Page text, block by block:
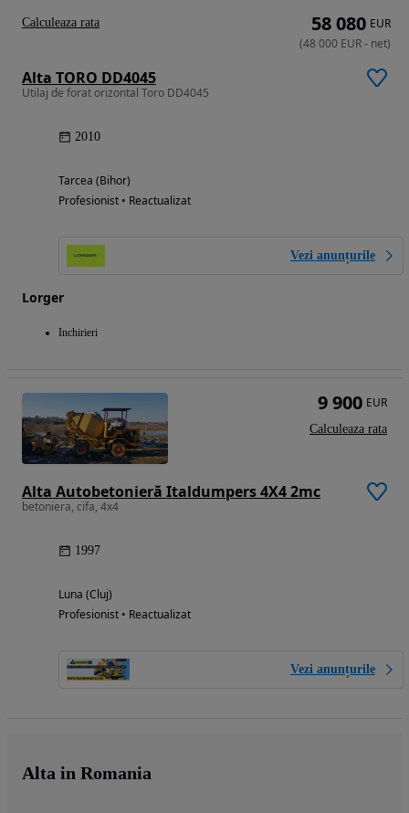
Alta TORO DD4045
Utilaj de forat orizontal Toro DD4045
2010
Tarcea (Bihor)
Profesionist • Reactualizat
Vezi anunțurile
Lorger
Inchirieri
58 080 EUR
(48 000 EUR- net)
Calculeaza rata
Alta Autobetonieră Italdumpers 4X4 2mc
betoniera, cifa, 4x4
1997
Luna (Cluj)
Profesionist • Reactualizat
Vezi anunțurile
9 900 EUR
Calculeaza rata
Alta in Romania